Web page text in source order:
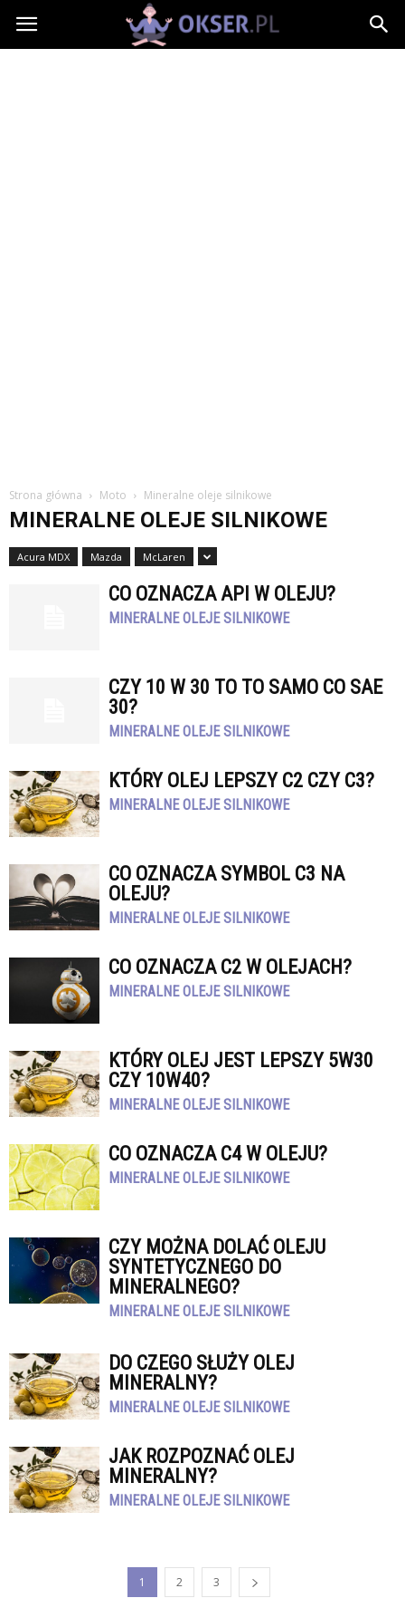
Okser.pl
Strona główna Moto Mineralne oleje silnikowe
MINERALNE OLEJE SILNIKOWE
Acura MDX Mazda McLaren
CO OZNACZA API W OLEJU?
MINERALNE OLEJE SILNIKOWE
CZY 10 W 30 TO TO SAMO CO SAE
30?
MINERALNE OLEJE SILNIKOWE
KTÓRY OLEJ LEPSZY C2 CZY C3?
MINERALNE OLEJE SILNIKOWE
CO OZNACZA SYMBOL C3 NA
OLEJU?
MINERALNE OLEJE SILNIKOWE
CO OZNACZA C2 W OLEJACH?
MINERALNE OLEJE SILNIKOWE
KTÓRY OLEJ JEST LEPSZY 5W30
CZY 10W40?
MINERALNE OLEJE SILNIKOWE
CO OZNACZA C4 W OLEJU?
MINERALNE OLEJE SILNIKOWE
CZY MOŻNA DOLAĆ OLEJU
SYNTETYCZNEGO DO
MINERALNEGO?
MINERALNE OLEJE SILNIKOWE
DO CZEGO SŁUŻY OLEJ
MINERALNY?
MINERALNE OLEJE SILNIKOWE
JAK ROZPOZNAĆ OLEJ
MINERALNY?
MINERALNE OLEJE SILNIKOWE
1 2 3